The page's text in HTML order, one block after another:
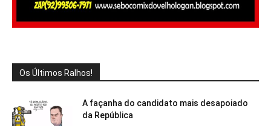
Os Últimos Ralhos!
A façanha do candidato mais desapoiado
da República